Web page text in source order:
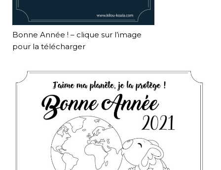
Bonne Année ! – clique sur l’image
pour la télécharger